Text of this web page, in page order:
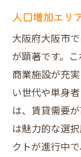
人口増加エリ
大阪府大阪市
が顕著です。
商業施設が充
い世代や単身
は、賃貸需要
は魅力的な選
クトが進行中